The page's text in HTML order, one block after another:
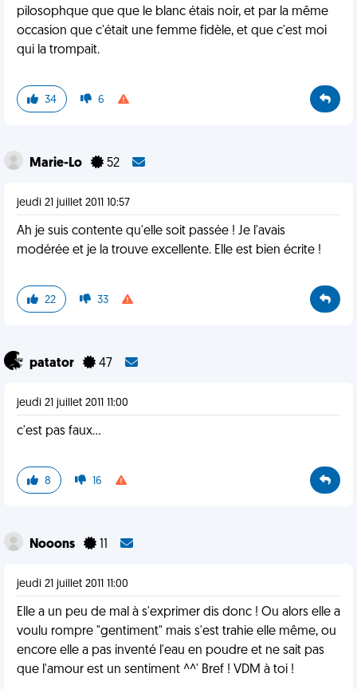
pilosophque que que le blanc étais noir, et par la même
occasion que c'était une femme fidèle, et que c'est moi
qui la trompait.
34 6
Marie-Lo 52
jeudi 21 juillet 2011 10:57
Ah je suis contente qu'elle soit passée ! Je l'avais
modérée et je la trouve excellente. Elle est bien écrite !
22 33
patator 47
jeudi 21 juillet 2011 11:00
c'est pas faux...
8 16
Nooons
jeudi 21 juillet 2011 11:00
Elle a un peu de mal à s'exprimer dis donc ! Ou alors elle a
voulu rompre "gentiment" mais s'est trahie elle même, ou
encore elle a pas inventé l'eau en poudre et ne sait pas
que l'amour est un sentiment ^^' Bref ! VDM à toi !